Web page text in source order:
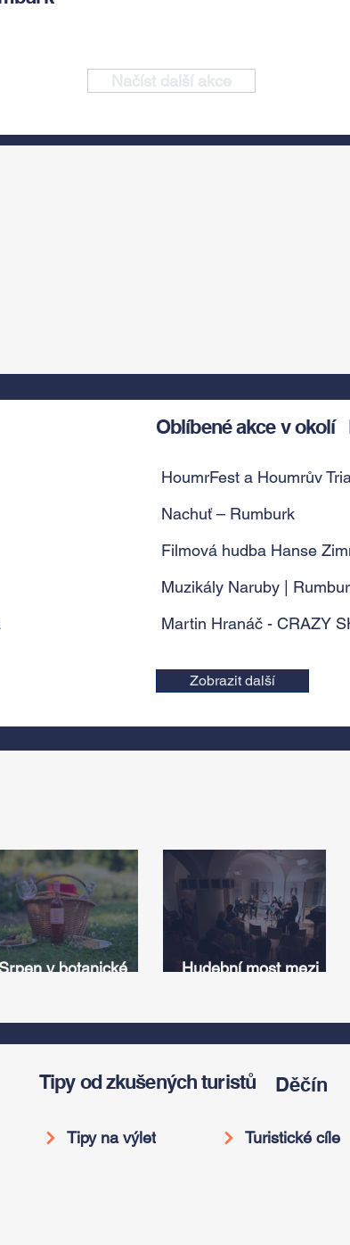
Načíst další akce
Oblíbené akce v okolí
HoumrFest a Houmrův
Nachuť – Rumburk
Filmová hudba Hanse
Muzikály Naruby |
Martin Hranáč - CRAZY
Zobrazit další
v botanické
světa a vinařské
oslavy
Hudební most mezi
Antonína Dvořáka
ožije v jeho rodném
Tipy od zkušených turistů Děčín
Tipy na výlet Turistické cíle